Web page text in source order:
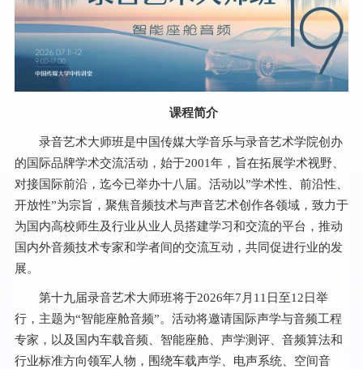
课程简介
录音艺术大师班是中国传媒大学音乐与录音艺术学院创办
的国际品牌学术交流活动，始于2001年，旨在拓展学术视野、
对接国际前沿，迄今已举办十八届。活动以”学术性、前沿性、
开放性”为宗旨，聚焦音频技术与声音艺术创作各领域，致力于
为国内高校师生及行业从业人员搭建学习和交流的平台，推动
国内外音频技术专家和学者间的交流互动，共同促进行业的发
展。
第十九届录音艺术大师班将于2026年7月11日至12日举
行，主题为“智能座舱音频”。活动将邀请国际声学与音频工程
专家，以及国内车载音频、智能座舱、声学测评、音频算法和
行业标准方向领军人物，围绕车载声学、电声系统、空间音